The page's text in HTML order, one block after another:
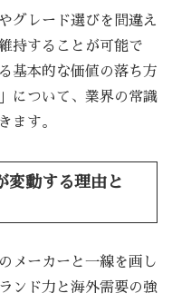
グレード選びを間違え
持することが可能で
基本的な価値の落ち方
について、業界の常識
ます。
変動する理由と
メーカーと一線を画し
ンド力と海外需要の強